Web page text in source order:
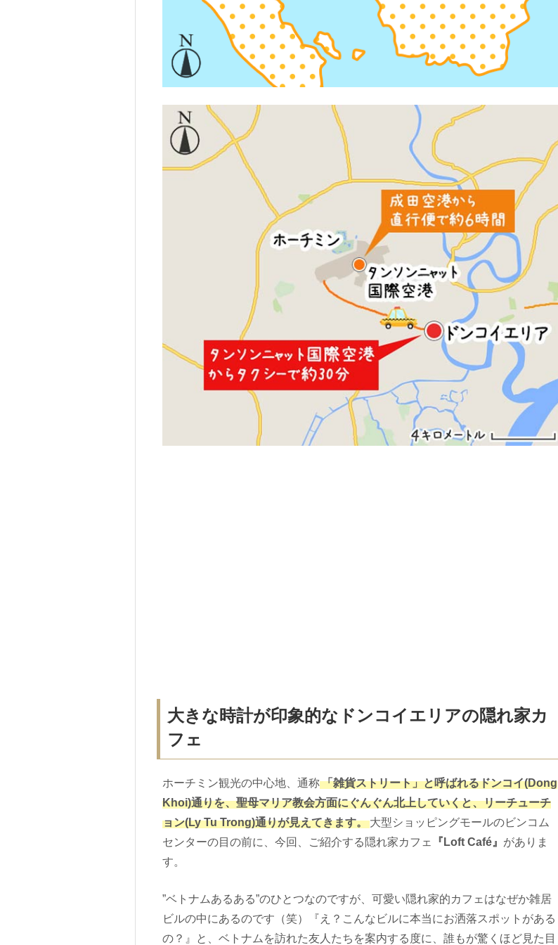
大きな時計が印象的なドンコイエリアの隠れ家カ
フェ
ホーチミン観光の中心地、通称「雑貨ストリート」と呼ばれるドンコイ(Dong
Khoi)通りを、聖母マリア教会方面にぐんぐん北上していくと、リーチューチ
ョン(Ly Tu Trong)通りが見えてきます。 大型ショッピングモールのビンコム
センターの目の前に、今回、ご紹介する隠れ家カフェ
『 Loft Café 』 がありま
す。
”ベトナムあるある”のひとつなのですが、可愛い隠れ家的カフェはなぜか雑居
ビルの中にあるのです（笑）『え？こんなビルに本当にお洒落スポットがある
の？』と、ベトナムを訪れた友人たちを案内する度に、誰もが驚くほど見た目